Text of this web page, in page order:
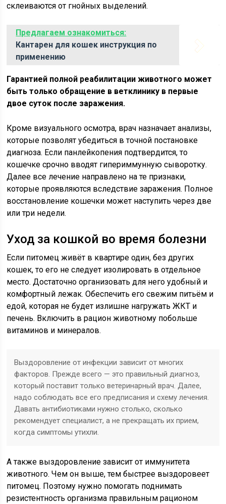
склеиваются от гнойных выделений.
Предлагаем ознакомиться:
Кантарен для кошек инструкция по
применению
Гарантией полной реабилитации животного может
быть только обращение в ветклинику в первые
двое суток после заражения.
Кроме визуального осмотра, врач назначает анализы,
которые позволят убедиться в точной постановке
диагноза. Если панлейкопения подтвердится, то
кошечке срочно вводят гипериммунную сыворотку.
Далее все лечение направлено на те признаки,
которые проявляются вследствие заражения. Полное
восстановление кошечки может наступить через две
или три недели.
Уход за кошкой во время болезни
Если питомец живёт в квартире один, без других
кошек, то его не следует изолировать в отдельное
место. Достаточно организовать для него удобный и
комфортный лежак. Обеспечить его свежим питьём и
едой, которая не будет излишне нагружать ЖКТ и
печень. Включить в рацион животному побольше
витаминов и минералов.
Выздоровление от инфекции зависит от многих
факторов. Прежде всего — это правильный диагноз,
который поставит только ветеринарный врач. Далее,
надо соблюдать все его предписания и схему лечения.
Давать антибиотиками нужно столько, сколько
рекомендует специалист, а не прекращать их прием,
когда симптомы утихли.
А также выздоровление зависит от иммунитета
животного. Чем он выше, тем быстрее выздоровеет
питомец. Поэтому нужно помогать поднимать
резистентность организма правильным рационом